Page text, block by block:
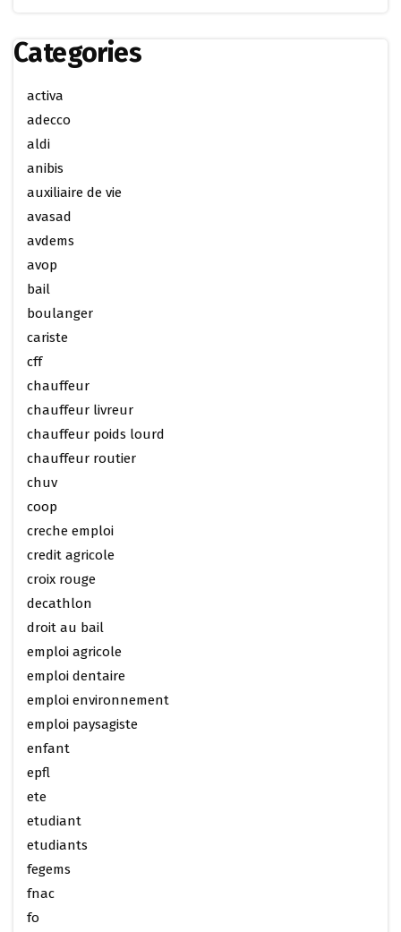
Categories
activa
adecco
aldi
anibis
auxiliaire de vie
avasad
avdems
avop
bail
boulanger
cariste
cff
chauffeur
chauffeur livreur
chauffeur poids lourd
chauffeur routier
chuv
coop
creche emploi
credit agricole
croix rouge
decathlon
droit au bail
emploi agricole
emploi dentaire
emploi environnement
emploi paysagiste
enfant
epfl
ete
etudiant
etudiants
fegems
fnac
fo